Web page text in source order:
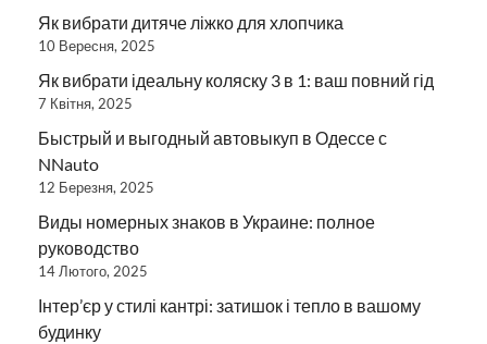
Як вибрати дитяче ліжко для хлопчика
10 Вересня, 2025
Як вибрати ідеальну коляску 3 в 1: ваш повний гід
7 Квітня, 2025
Быстрый и выгодный автовыкуп в Одессе с
NNauto
12 Березня, 2025
Виды номерных знаков в Украине: полное
руководство
14 Лютого, 2025
Інтер’єр у стилі кантрі: затишок і тепло в вашому
будинку